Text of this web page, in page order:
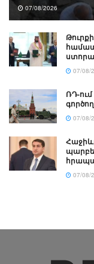
07/08/2026
07/08/
ՌԴ-
07/08/
07/08/